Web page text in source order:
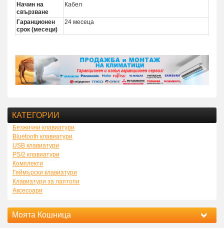
Начин на
свързване
Кабел
Гаранционен
срок (месеци)
24 месеца
КАТЕГОРИИ
Безжични клавиатури
Bluetooth клавиатури
USB клавиатури
PS/2 клавиатури
Комплекти
Геймърски клавиатури
Клавиатури за лаптопи
Аксесоари
Моята Кошница